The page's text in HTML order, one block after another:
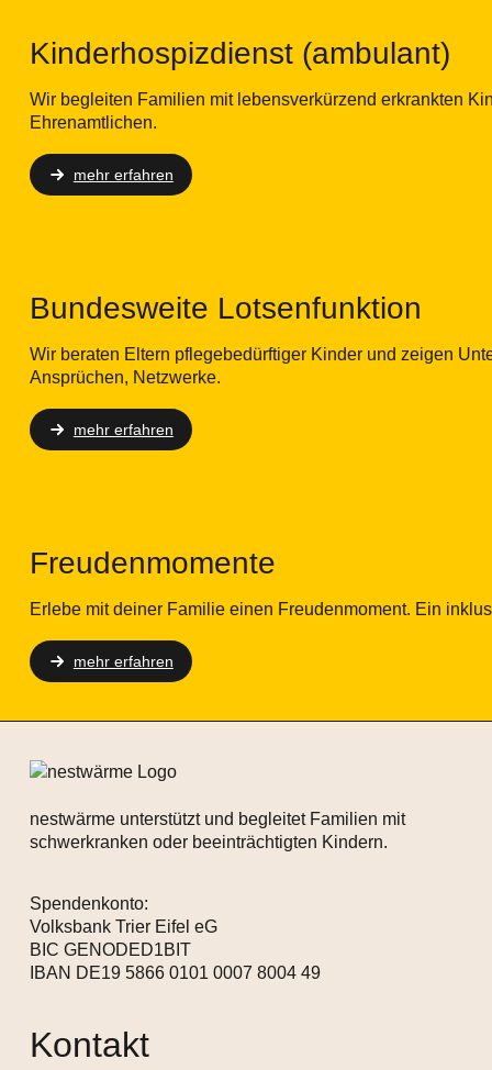
Kinderhospizdienst (ambulant)
Wir begleiten Familien mit lebensverkürzend erkrankten
Ehrenamtlichen.
mehr erfahren
Bundesweite Lotsenfunktion
Wir beraten Eltern pflegebedürftiger Kinder und zeigen
Ansprüchen, Netzwerke.
mehr erfahren
Freudenmomente
Erlebe mit deiner Familie einen Freudenmoment. Ein
mehr erfahren
nestwärme unterstützt und begleitet Familien mit
schwerkranken oder beeinträchtigten Kindern.
Spendenkonto:
Volksbank Trier Eifel eG
BIC GENODED1BIT
IBAN DE19 5866 0101 0007 8004 49
Kontakt